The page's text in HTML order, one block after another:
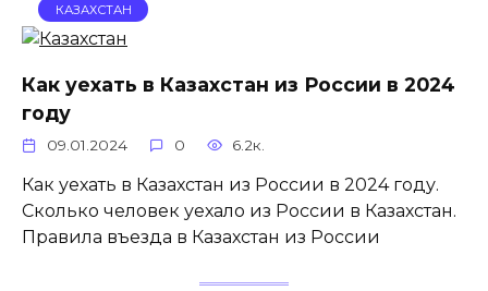
КАЗАХСТАН
Как уехать в Казахстан из России в 2024
году
09.01.2024 0 6.2к.
Как уехать в Казахстан из России в 2024 году.
Сколько человек уехало из России в Казахстан.
Правила въезда в Казахстан из России